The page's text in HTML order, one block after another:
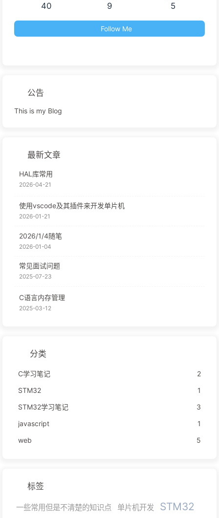
40 9 5
Follow Me
公告
This is my Blog
最新文章
HAL库常用
2026-04-21
使用vscode及其插件来开发单片机
2026-01-21
2026/1/4随笔
2026-01-04
常见面试问题
2025-07-23
C语言内存管理
2025-03-12
分类
C学习笔记
2
STM32
1
STM32学习笔记
3
javascript
1
web
5
标签
一些常用但是不清楚的知识点 单片机开发 STM32